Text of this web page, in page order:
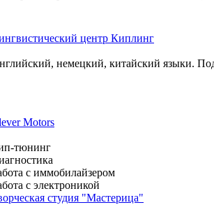
центр Киплинг
немецкий, китайский языки.
Motors
тюнинг
с иммобилайзером
с электроникой
студия "Мастерица"